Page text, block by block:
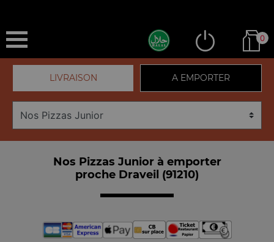
0
LIVRAISON A EMPORTER
Nos Pizzas Junior à emporter
proche Draveil (91210)